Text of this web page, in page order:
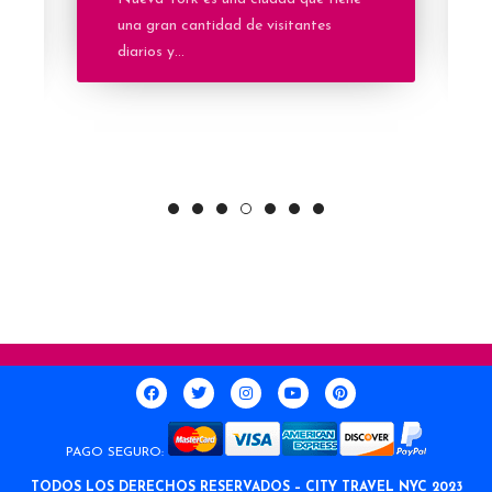
una gran cantidad de visitantes
diarios y...
PAGO SEGURO:
TODOS LOS DERECHOS RESERVADOS – CITY TRAVEL NYC 2023